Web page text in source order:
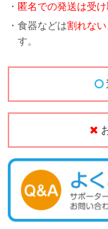
・ 匿名での発送は受け
・食器などは割れな
す。